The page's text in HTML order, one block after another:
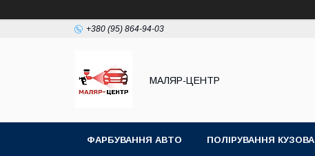
+380 (95) 864-94-03
МАЛЯР-ЦЕНТР
ФАРБУВАННЯ АВТО ПОЛІРУВАННЯ КУЗОВА